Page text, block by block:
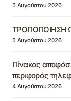
5 Αυγούστου 2026
ΤΡΟΠΟΠΟΙΗΣΗ
5 Αυγούστου 2026
Πίνακας
περιφοράς
4 Αυγούστου 2026